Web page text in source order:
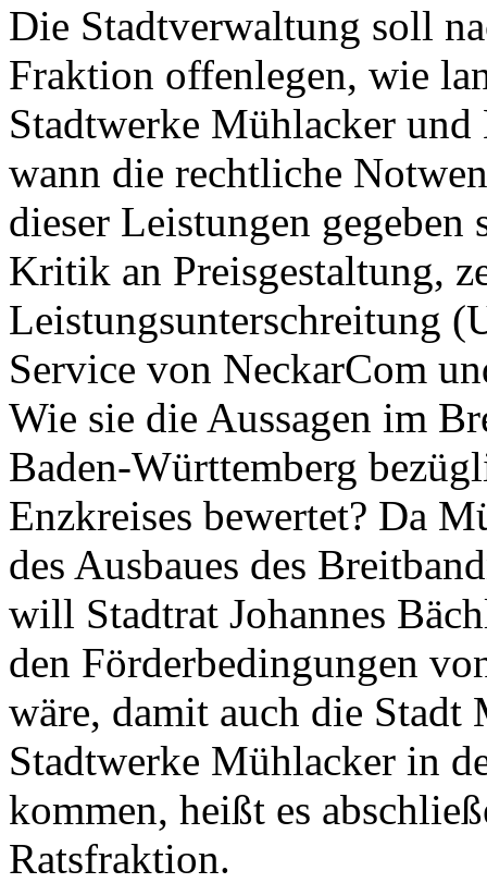
Die Stadtverwaltung soll
Fraktion offenlegen, wie
Stadtwerke Mühlacker
wann die rechtliche
dieser Leistungen
Kritik an Preisgestaltung,
Leistungsunterschreitung
Service von NeckarCom
Wie sie die Aussagen im
Baden-Württemberg
Enzkreises bewertet? Da
des Ausbaues des
will Stadtrat Johannes
den Förderbedingungen
wäre, damit auch die Stadt
Stadtwerke Mühlacker in
kommen, heißt es
Ratsfraktion.